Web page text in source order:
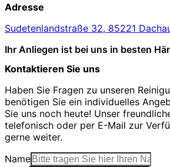
Adresse
Sudetenlandstraße 32, 85221
Ihr Anliegen ist bei uns in besten
Kontaktieren Sie uns
Haben Sie Fragen zu unseren
benötigen Sie ein individuelles
Sie uns noch heute! Unser
telefonisch oder per E-Mail zur
gerne weiter.
Name